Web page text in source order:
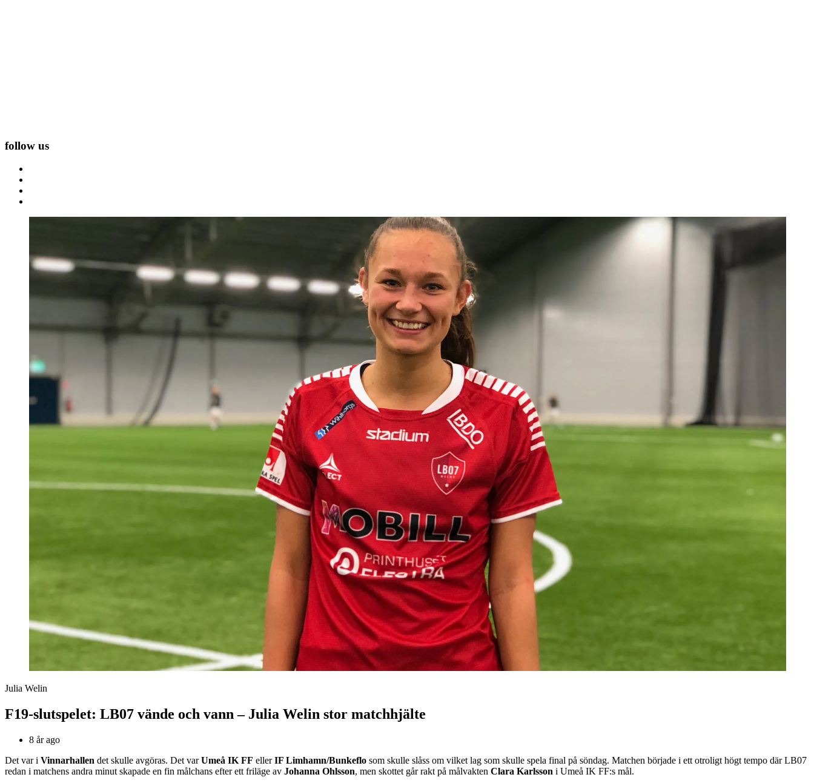
follow us
Julia Welin
F19-slutspelet: LB07 vände och vann – Julia Welin stor matchhjälte
8 år ago
Det var i Vinnarhallen det skulle avgöras. Det varUmeå IK FF ellerIF Limhamn/Bunkeflo som skulle slåss om vilket lag som skulle spela final på söndag. Matchen började i ett otroligt högt tempo där LB07
redan i matchens andra minut skapade en fin målchans efter ett friläge av Johanna Ohlsson, men skottet går rakt på målvakten Clara Karlsson i Umeå IK FF:s mål.